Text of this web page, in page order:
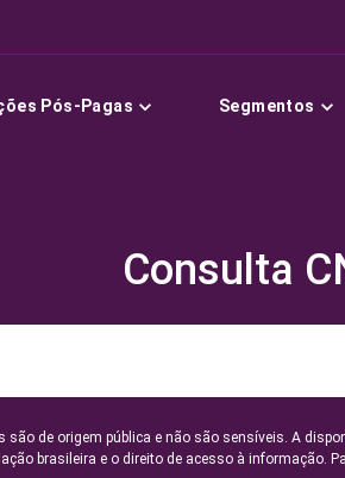
Pós-Pagas Segmentos
Consulta
são de origem pública e não são sensíveis. A
brasileira e o direito de acesso à informação.